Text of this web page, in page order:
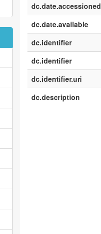
dc.date.accessioned
dc.date.available
dc.identifier
dc.identifier
dc.identifier.uri
dc.description